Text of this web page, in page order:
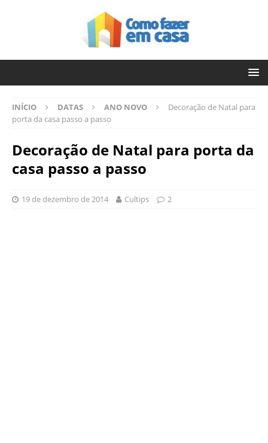
INÍCIO DATAS ANO NOVO
Decoração de Natal para
porta da casa passo a passo
Decoração de Natal para porta da
casa passo a passo
19 de dezembro de 2014 Cultips 2